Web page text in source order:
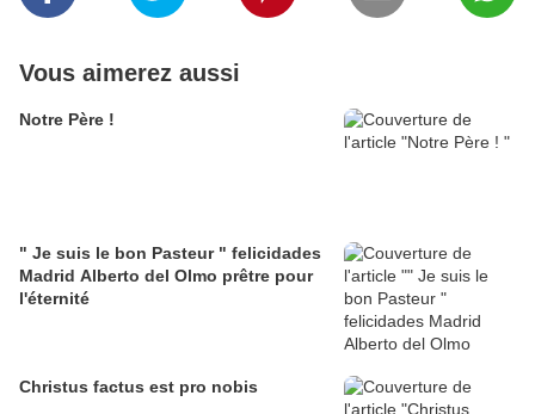
Vous aimerez aussi
Notre Père !
" Je suis le bon Pasteur " felicidades
Madrid Alberto del Olmo prêtre pour
l'éternité
Christus factus est pro nobis